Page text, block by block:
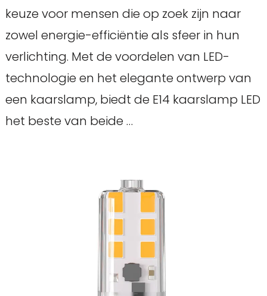
keuze voor mensen die op zoek zijn naar
zowel energie-efficiëntie als sfeer in hun
verlichting. Met de voordelen van LED-
technologie en het elegante ontwerp van
een kaarslamp, biedt de E14 kaarslamp LED
het beste van beide …